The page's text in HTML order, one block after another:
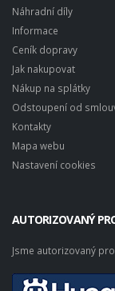
Náhradní díly
Informace
Ceník dopravy
Jak nakupovat
Nákup na splátky
Odstoupení od
Kontakty
Mapa webu
Nastavení cookies
AUTORIZOVANÝ
Jsme autorizovaný